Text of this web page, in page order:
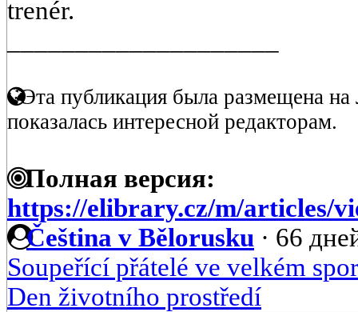
trenér.
Эта публикация была размещена на
показалась интересной редакторам.
Полная версия:
https://elibrary.cz/m/articles/
Čeština v Bělorusku · 66
Soupeřící přátelé ve velkém
Den životního prostředí